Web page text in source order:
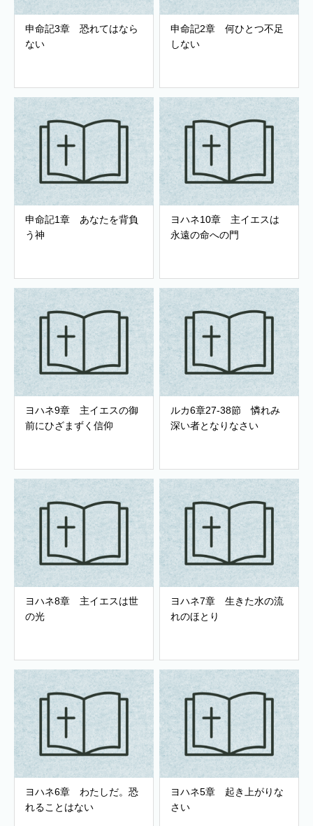
申命記3章 恐れてはなら
ない
申命記2章 何ひとつ不足
しない
申命記1章 あなたを背負
う神
ヨハネ10章 主イエスは
永遠の命への門
ヨハネ9章 主イエスの御
前にひざまずく信仰
ルカ6章27-38節 憐れみ
深い者となりなさい
ヨハネ8章 主イエスは世
の光
ヨハネ7章 生きた水の流
れのほとり
ヨハネ6章 わたしだ。恐
れることはない
ヨハネ5章 起き上がりな
さい